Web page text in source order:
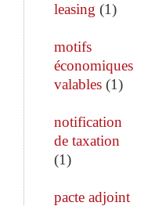
leasing (1)
motifs
économiques
valables (1)
notification
de taxation
(1)
pacte adjoint